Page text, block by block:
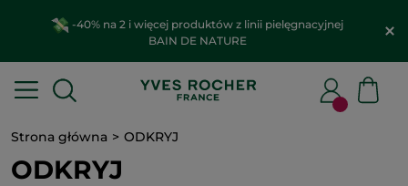
-40% na 2 i więcej produktów z linii pielęgnacyjnej
BAIN DE NATURE
Strona główna ODKRYJ
ODKRYJ